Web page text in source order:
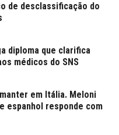
de desclassificação do
diploma que clarifica
médicos do SNS
em Itália. Meloni
espanhol responde com